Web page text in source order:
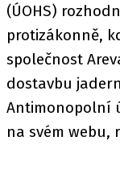
(ÚOHS)
protizákonně,
společnost
dostavbu
Antimonopolní
na svém